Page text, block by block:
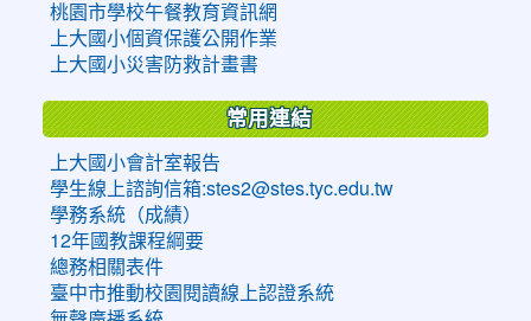
桃園市學校午餐教育資訊網
上大國小個資保護公開作業
上大國小災害防救計畫書
常用連結
上大國小會計室報告
學生線上諮詢信箱:stes2@stes.tyc.edu.tw
學務系統（成績）
12年國教課程綱要
總務相關表件
臺中市推動校園閱讀線上認證系統